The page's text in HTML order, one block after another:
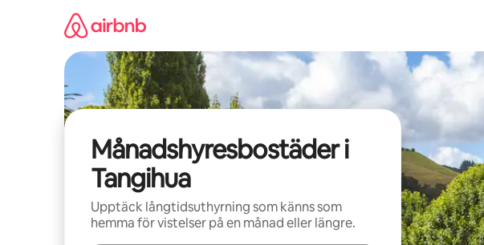
Månadshyresbostäder i
Tangihua
Upptäck långtidsuthyrning som känns som
hemma för vistelser på en månad eller längre.